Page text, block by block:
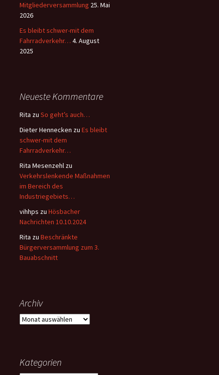
Mitgliederversammlung 25. Mai
2026
Es bleibt schwer-mit dem
Fahrradverkehr… 4. August
2025
Neueste Kommentare
Rita zu So geht’s auch…
Dieter Hennecken zu Es bleibt
schwer-mit dem
Fahrradverkehr…
Rita Mesenzehl zu
Verkehrslenkende Maßnahmen
im Bereich des
Industriegebiets…
vihhps zu Hösbacher
Nachrichten 10.10.2024
Rita zu Beschränkte
Bürgerversammlung zum 3.
Bauabschnitt
Archiv
Archiv
Kategorien